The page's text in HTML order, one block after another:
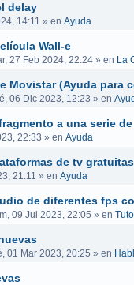
delay
14:11 » en Ayuda
Wall-e
27 Feb 2024, 22:24» en La
Movistar (Ayuda para
06 Dic 2023, 12:23 » en
a una serie
22:33 » en Ayuda
de tv gratuitas
21:11 » en Ayuda
de diferentes fps
09 Jul 2023, 22:05 » en
01 Mar 2023, 20:25 » en